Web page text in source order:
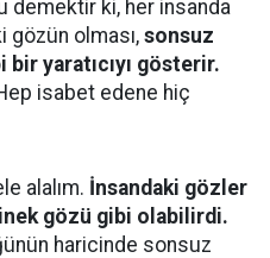
demektir ki, her insanda
gözün olması,sonsuz
yaratıcıyı gösterir.
isabet edene hiç
alalım. İnsandaki gözler
gözü gibi olabilirdi.
haricinde sonsuz